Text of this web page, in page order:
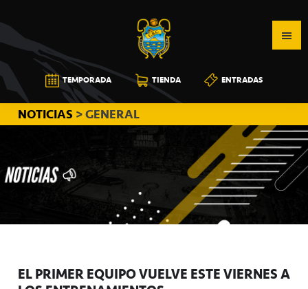
a
la
navegación
principal
al
contenido
principal
a
la
barra
lateral
principal
CB
CANARIAS
TEMPORADA TIENDA ENTRADAS
NOTICIAS > GENERAL
EL PRIMER EQUIPO VUELVE ESTE VIERNES A